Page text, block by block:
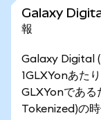
Galaxy
報
Galaxy Digital
1GLXYonあた
GLXYonであ
Tokenized)の